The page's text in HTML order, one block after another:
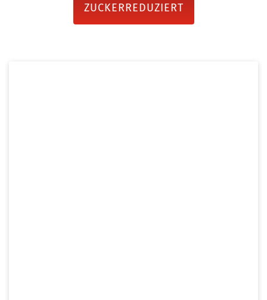
ZUCKERREDUZIERT